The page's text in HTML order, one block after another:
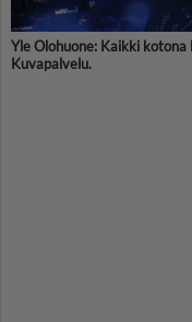
Yle Olohuone: Kaikki
Kuvapalvelu.